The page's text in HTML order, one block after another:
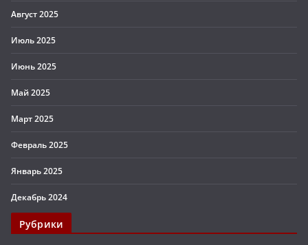
Август 2025
Июль 2025
Июнь 2025
Май 2025
Март 2025
Февраль 2025
Январь 2025
Декабрь 2024
Рубрики